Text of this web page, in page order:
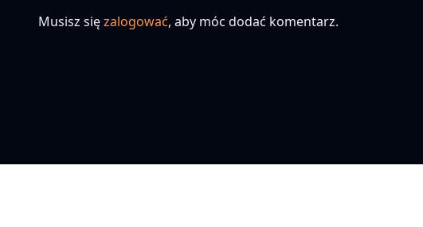
Musisz sięzalogować, aby móc dodać komentarz.